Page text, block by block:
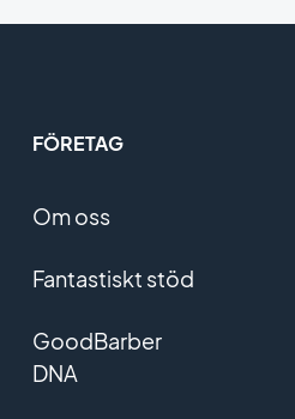
FÖRETAG
Om oss
Fantastiskt stöd
GoodBarber
DNA